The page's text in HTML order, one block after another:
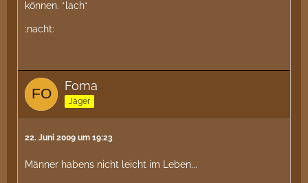
können. *lach*
:nacht:
Foma
Jäger
22. Juni 2009 um 19:23
Männer habens nicht leicht im Leben...